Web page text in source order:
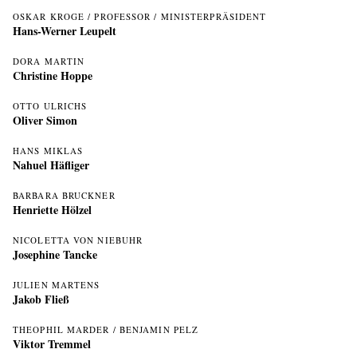
OSKAR KROGE / PROFESSOR / MINISTERPRÄSIDENT
Hans-Werner Leupelt
DORA MARTIN
Christine Hoppe
OTTO ULRICHS
Oliver Simon
HANS MIKLAS
Nahuel Häfliger
BARBARA BRUCKNER
Henriette Hölzel
NICOLETTA VON NIEBUHR
Josephine Tancke
JULIEN MARTENS
Jakob Fließ
THEOPHIL MARDER / BENJAMIN PELZ
Viktor Tremmel